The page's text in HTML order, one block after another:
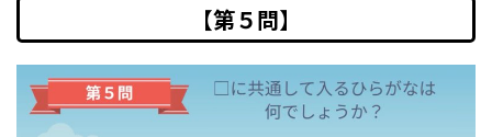
【第５問】